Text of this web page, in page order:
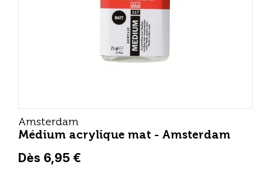
Amsterdam
Médium acrylique mat - Amsterdam
Dès 6,95 €